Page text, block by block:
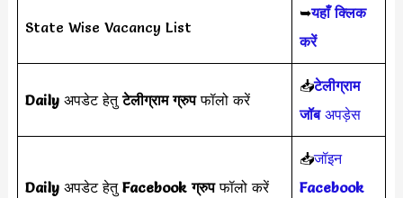
State Wise Vacancy List
➥यहाँ क्लिक
करें
Daily अपडेट हेतुटेलीग्राम ग्रुपफॉलो करें
📥टेलीग्राम
जॉबअपड़ेस
Daily अपडेट हेतुFacebook ग्रुपफॉलो करें
📥जॉइन
Facebook